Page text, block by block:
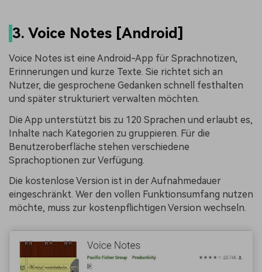
3. Voice Notes [Android]
Voice Notes ist eine Android-App für Sprachnotizen,
Erinnerungen und kurze Texte. Sie richtet sich an
Nutzer, die gesprochene Gedanken schnell festhalten
und später strukturiert verwalten möchten.
Die App unterstützt bis zu 120 Sprachen und erlaubt es,
Inhalte nach Kategorien zu gruppieren. Für die
Benutzeroberfläche stehen verschiedene
Sprachoptionen zur Verfügung.
Die kostenlose Version ist in der Aufnahmedauer
eingeschränkt. Wer den vollen Funktionsumfang nutzen
möchte, muss zur kostenpflichtigen Version wechseln.